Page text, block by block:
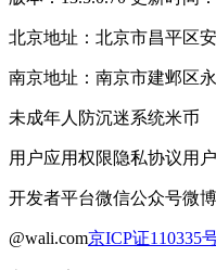
北京地址：北京市昌平区
南京地址：南京市建邺区
未成年人防沉迷系统米币
用户应用权限隐私协议用
开发者平台微信公众号微
@wali.com京ICP证110335